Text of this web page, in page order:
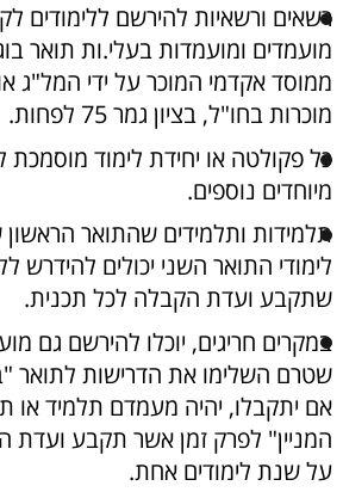
רשאים ורשאיות להירשם ללימודים
מועמדים ומועמדות בעלי.ות תואר
ממוסד אקדמי המוכר על ידי המל"ג
מוכרות בחו"ל, בציון גמר 75 לפחות.
כל פקולטה או יחידת לימוד
מיוחדים נוספים.
תלמידות ותלמידים שהתואר
לימודי התואר השני יכולים להידרש
שתקבע ועדת הקבלה לכל תכנית.
במקרים חריגים, יוכלו להירשם גם
שטרם השלימו את הדרישות לתואר
אם יתקבלו, יהיה מעמדם תלמיד או
המניין" לפרק זמן אשר תקבע ועדת
על שנת לימודים אחת.